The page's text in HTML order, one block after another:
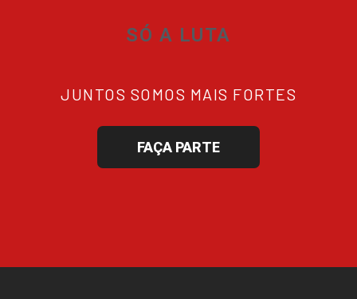
SÓ A LUTA
JUNTOS SOMOS MAIS FORTES
FAÇA PARTE